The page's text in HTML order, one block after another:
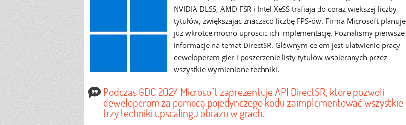
NVIDIA DLSS, AMD FSR i Intel XeSS trafiają do coraz większej liczby
tytułów, zwiększając znacząco liczbę FPS-ów. Firma Microsoft planuje
już wkrótce mocno uprościć ich implementację. Poznaliśmy pierwsze
informacje na temat DirectSR. Głównym celem jest ułatwienie pracy
deweloperem gier i poszerzenie listy tytułów wspieranych przez
wszystkie wymienione techniki.
Podczas GDC 2024 Microsoft zaprezentuje API DirectSR, które pozwoli
deweloperom za pomocą pojedynczego kodu zaimplementować wszystkie
trzy techniki upscalingu obrazu w grach.